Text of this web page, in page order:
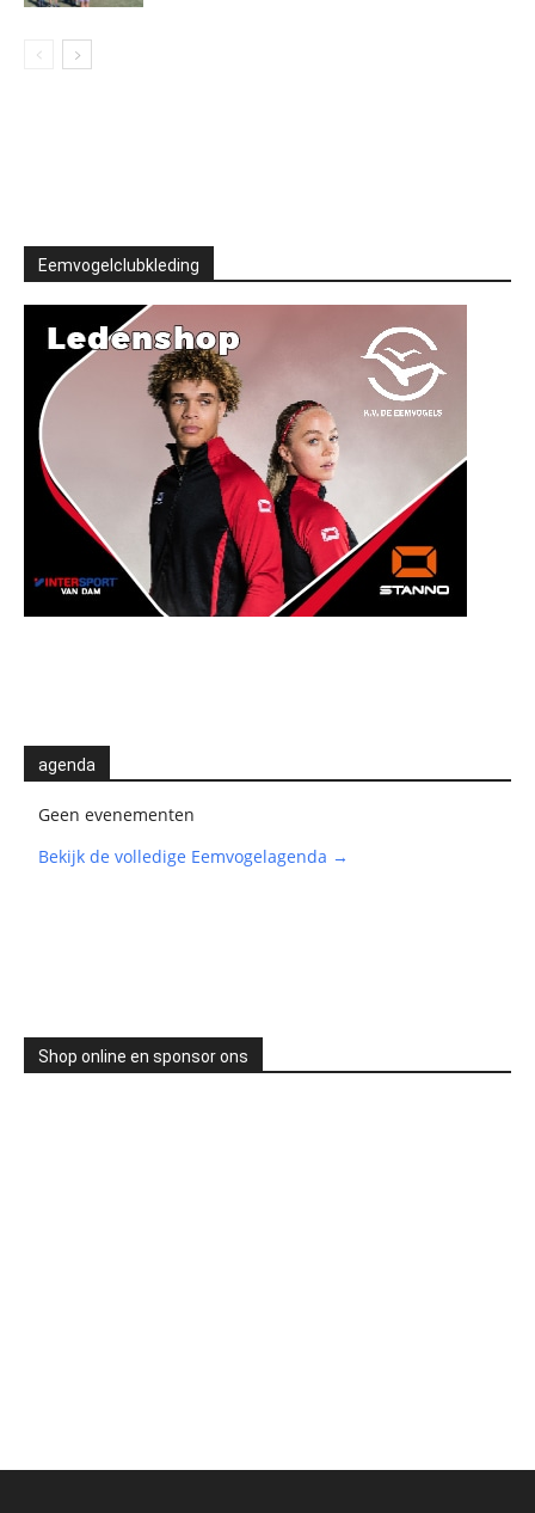
Eemvogelclubkleding
agenda
Geen evenementen
Bekijk de volledige Eemvogelagenda →
Shop online en sponsor ons